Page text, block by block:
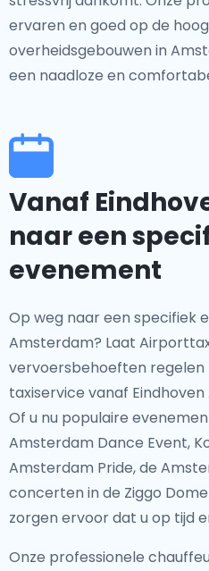
ervaren en goed op de
overheidsgebouwen in
een naadloze en
Vanaf
naar een
evenement
Op weg naar een specifiek
Amsterdam? Laat
vervoersbehoeften
taxiservice vanaf
Of u nu populaire
Amsterdam Dance Event,
Amsterdam Pride, de
concerten in de Ziggo
zorgen ervoor dat u op tijd
Onze professionele